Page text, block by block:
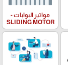
مواتير البوابات -
SLIDING MOTOR